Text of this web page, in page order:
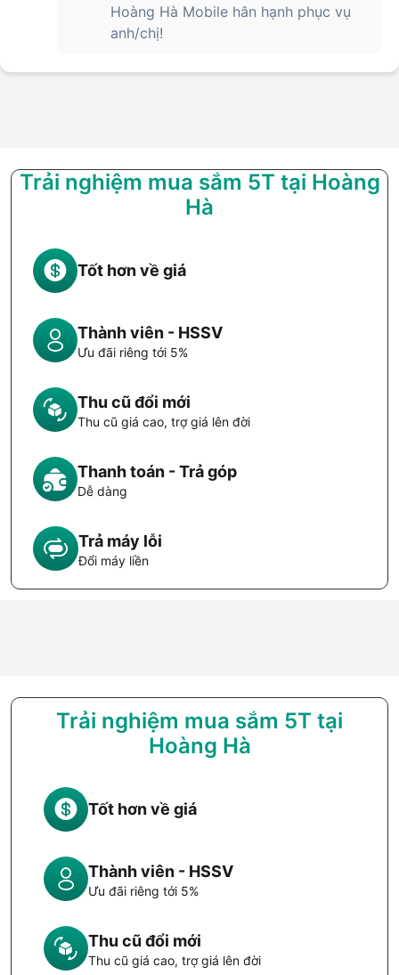
Hoàng Hà Mobile hân hạnh phục vụ
anh/chị!
Trải nghiệm mua sắm 5T tại Hoàng
Hà
Tốt hơn về giá
Thành viên - HSSV
Ưu đãi riêng tới 5%
Thu cũ đổi mới
Thu cũ giá cao, trợ giá lên đời
Thanh toán - Trả góp
Dễ dàng
Trả máy lỗi
Đổi máy liền
Trải nghiệm mua sắm 5T tại
Hoàng Hà
Tốt hơn về giá
Thành viên - HSSV
Ưu đãi riêng tới 5%
Thu cũ đổi mới
Thu cũ giá cao, trợ giá lên đời